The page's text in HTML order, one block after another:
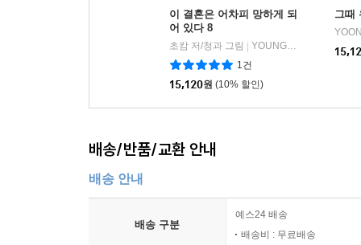
이 결혼은 어차피 망하게 되
어 있다 8
초캄 저/청과 그림
YOUNGCOM(영컴)
1건
15,120원 (10% 할인)
그때
배송/반품/교환 안내
배송 안내
배송 구분
예스24 배송
배송비 : 무료배송